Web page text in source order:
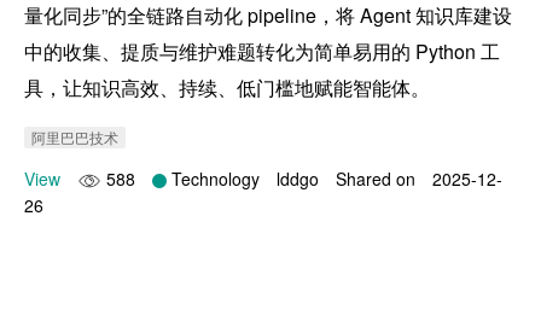
量化同步”的全链路自动化 pipeline，将 Agent 知识库建设
中的收集、提质与维护难题转化为简单易用的 Python 工
具，让知识高效、持续、低门槛地赋能智能体。
阿里巴巴技术
View 588 Technology lddgo Shared on
2025-12-
26